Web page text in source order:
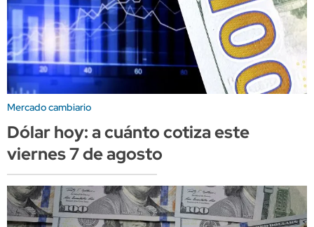
Mercado cambiario
Dólar hoy: a cuánto cotiza este
viernes 7 de agosto